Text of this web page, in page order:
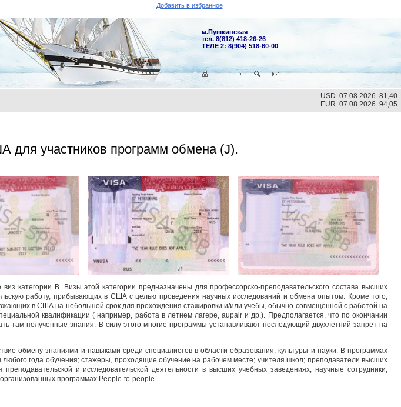
Добавить в избранное
м.Пушкинская
тел. 8(812) 418-26-26
ТЕЛЕ 2: 8(904) 518-60-00
USD 07.08.2026 81,40
EUR 07.08.2026 94,05
для участников программ обмена (J).
категории В. Визы этой категории предназначены для профессорско-преподавательского состава высших
работу, прибывающих в США с целью проведения научных исследований и обмена опытом. Кроме того,
в США на небольшой срок для прохождения стажировки и/или учебы, обычно совмещенной с работой на
квалификации ( например, работа в летнем лагере, aupair и др.). Предполагается, что по окончании
там полученные знания. В силу этого многие программы устанавливают последующий двухлетний запрет на
обмену знаниями и навыками среди специалистов в области образования, культуры и науки. В программах
любого года обучения; стажеры, проходящие обучение на рабочем месте; учителя школ; преподаватели высших
и исследовательской деятельности в высших учебных заведениях; научные сотрудники;
программах People-to-people.